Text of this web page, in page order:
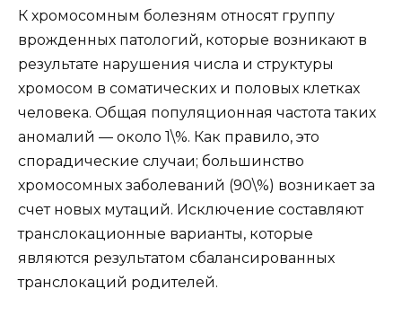
К хромосомным болезням относят группу
врожденных патологий, которые возникают в
результате нарушения числа и структуры
хромосом в соматических и половых клетках
человека. Общая популяционная частота таких
аномалий — около 1\%. Как правило, это
спорадические случаи; большинство
хромосомных заболеваний (90\%) возникает за
счет новых мутаций. Исключение составляют
транслокационные варианты, которые
являются результатом сбалансированных
транслокаций родителей.